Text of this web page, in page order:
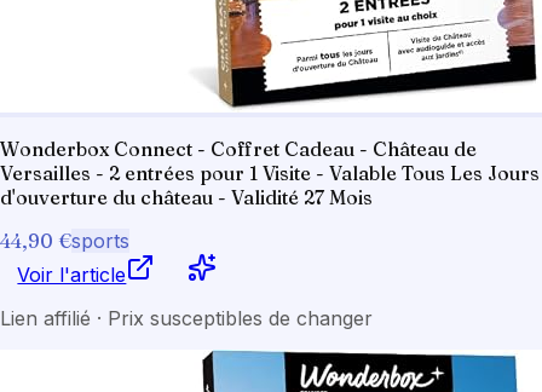
Wonderbox Connect - Coffret Cadeau - Château de
Versailles - 2 entrées pour 1 Visite - Valable Tous Les Jours
d'ouverture du château - Validité 27 Mois
44,90 €sports
Voir l'article
Lien affilié · Prix susceptibles de changer